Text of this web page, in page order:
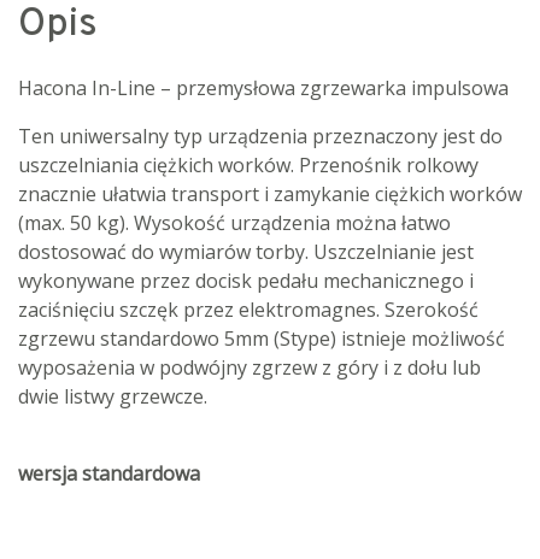
Opis
Hacona In-Line – przemysłowa zgrzewarka impulsowa
Ten uniwersalny typ urządzenia przeznaczony jest do
uszczelniania ciężkich worków. Przenośnik rolkowy
znacznie ułatwia transport i zamykanie ciężkich worków
(max. 50 kg). Wysokość urządzenia można łatwo
dostosować do wymiarów torby. Uszczelnianie jest
wykonywane przez docisk pedału mechanicznego i
zaciśnięciu szczęk przez elektromagnes. Szerokość
zgrzewu standardowo 5mm (Stype) istnieje możliwość
wyposażenia w podwójny zgrzew z góry i z dołu lub
dwie listwy grzewcze.
wersja standardowa